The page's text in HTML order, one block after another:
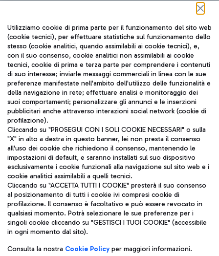
Seguici sui social
TRAVEL JOURNAL
ITA
Aeroporti di Roma S.p.A. - Società soggetta a direzione e
coordinamento di Mundys S.p.A.
Codice fiscale e Registro delle Imprese di Roma 13032990155 P.
IVA 06572251004
Capitale sociale 62.224.743,00 int. vers.
Sede legale: Via Pier Paolo Racchetti 1 - 00054 Fiumicino (RM)
telefono +39 06 65951
Privacy policy
Note legali
Utilizziamo cookie di prima parte per il funzionamento del sito web
(cookie tecnici), per effettuare statistiche sul funzionamento dello
stesso (cookie analitici, quando assimilabili ai cookie tecnici), e,
con il suo consenso, cookie analitici non assimilabili ai cookie
tecnici, cookie di prima e terza parte per comprendere i contenuti
di suo interesse; inviarle messaggi commerciali in linea con le sue
preferenze manifestate nell'ambito dell'utilizzo delle funzionalità e
della navigazione in rete; effettuare analisi e monitoraggio dei
suoi comportamenti; personalizzare gli annunci e le inserzioni
pubblicitari anche attraverso interazioni social network (cookie di
profilazione).
Cliccando su "PROSEGUI CON I SOLI COOKIE NECESSARI" o sulla
"X" in alto a destra in questo banner, lei non presta il consenso
all'uso dei cookie che richiedono il consenso, mantenendo le
impostazioni di default, e saranno installati sul suo dispositivo
esclusivamente i cookie funzionali alla navigazione sul sito web e i
cookie analitici assimilabili a quelli tecnici.
Cliccando su "ACCETTA TUTTI I COOKIE" presterà il suo consenso
al posizionamento di tutti i cookie ivi compresi cookie di
profilazione. Il consenso è facoltativo e può essere revocato in
qualsiasi momento. Potrà selezionare le sue preferenze per i
singoli cookie cliccando su "GESTISCI I TUOI COOKIE" (accessibile
in ogni momento dal sito).
Consulta la nostra Cookie Policyper maggiori informazioni.